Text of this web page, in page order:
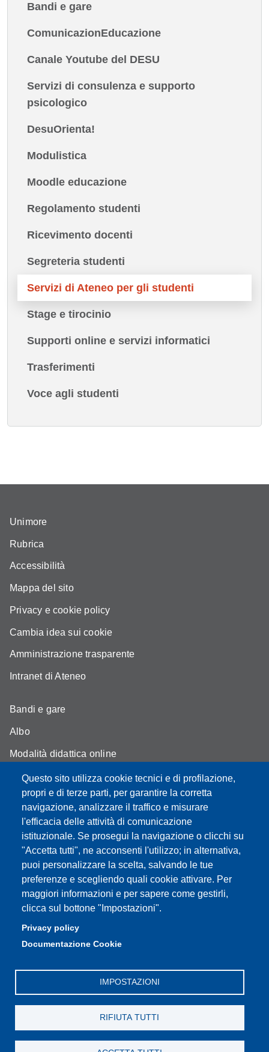
Bandi e gare
ComunicazionEducazione
Canale Youtube del DESU
Servizi di consulenza e supporto
psicologico
DesuOrienta!
Modulistica
Moodle educazione
Regolamento studenti
Ricevimento docenti
Segreteria studenti
Servizi di Ateneo per gli studenti
Stage e tirocinio
Supporti online e servizi informatici
Trasferimenti
Voce agli studenti
Questo sito utilizza cookie tecnici e di profilazione,
propri e di terze parti, per garantire la corretta
navigazione, analizzare il traffico e misurare
l'efficacia delle attività di comunicazione
istituzionale. Se prosegui la navigazione o clicchi su
"Accetta tutti", ne acconsenti l'utilizzo; in alternativa,
puoi personalizzare la scelta, salvando le tue
preferenze e scegliendo quali cookie attivare. Per
maggiori informazioni e per sapere come gestirli,
clicca sul bottone "Impostazioni".
Privacy policy
Documentazione Cookie
IMPOSTAZIONI
RIFIUTA TUTTI
Unimore
Rubrica
Accessibilità
Mappa del sito
Privacy e cookie policy
Cambia idea sui cookie
Amministrazione trasparente
Intranet di Ateneo
Bandi e gare
Albo
Modalità didattica online
Segreteria studenti
Assicurazione qualità
Partita IVA: 00427620364
Dipartimento di Educazione e Scienze Umane
Sede: Viale Timavo 93 - 42121 Reggio nell'Emilia
Area Didattica: didattica.desu@unimore.it
Segreteria: segreteria.educazione@unimore.it
Telefono: 0522/523611 (portineria)